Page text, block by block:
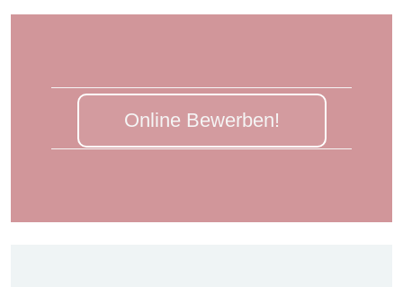
Online Bewerben!